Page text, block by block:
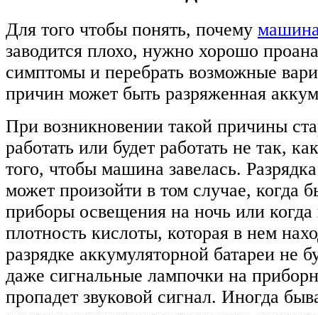
Для того чтобы понять, почему
заводится плохо, нужно хорошо
симптомы и перебрать возможные
причин может быть разряженная
При возникновении такой причины
работать или будет работать не так,
того, чтобы машина завелась.
может произойти в том случае, когда
приборы освещения на ночь или когда
плотность кислоты, которая в нем
разрядке аккумуляторной батареи не
даже сигнальные лампочки на
пропадет звуковой сигнал. Иногда